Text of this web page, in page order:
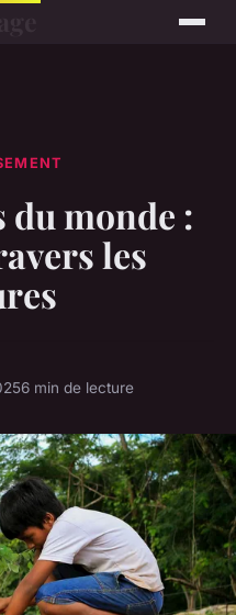
du monde :
les
6 min de lecture